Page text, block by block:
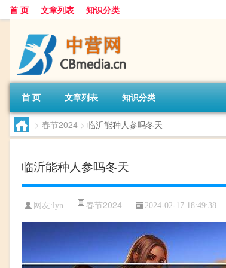
首 页 文章列表 知识分类
首 页 文章列表 知识分类
> 春节2024 > 临沂能种人参吗冬天
临沂能种人参吗冬天
网友: lyn 春节2024 2024-02-17 18:49:38